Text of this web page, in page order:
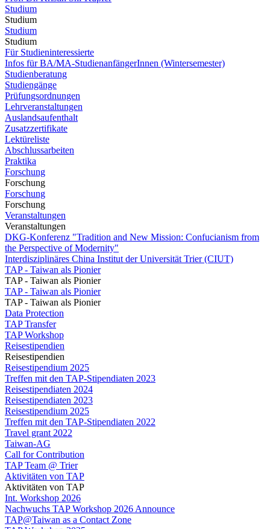
Studium
Studium
Studium
Studium
Für Studieninteressierte
Infos für BA/MA-StudienanfängerInnen (Wintersemester)
Studienberatung
Studiengänge
Prüfungsordnungen
Lehrveranstaltungen
Auslandsaufenthalt
Zusatzzertifikate
Lektüreliste
Abschlussarbeiten
Praktika
Forschung
Forschung
Forschung
Forschung
Veranstaltungen
Veranstaltungen
DKG-Konferenz "Tradition and New Mission: Confucianism from
the Perspective of Modernity"
Interdisziplinäres China Institut der Universität Trier (CIUT)
TAP - Taiwan als Pionier
TAP - Taiwan als Pionier
TAP - Taiwan als Pionier
TAP - Taiwan als Pionier
Data Protection
TAP Transfer
TAP Workshop
Reisestipendien
Reisestipendien
Reisestipendium 2025
Treffen mit den TAP-Stipendiaten 2023
Reisestipendiaten 2024
Reisestipendiaten 2023
Reisestipendium 2025
Treffen mit den TAP-Stipendiaten 2022
Travel grant 2022
Taiwan-AG
Call for Contribution
TAP Team @ Trier
Aktivitäten von TAP
Aktivitäten von TAP
Int. Workshop 2026
Nachwuchs TAP Workshop 2026 Announce
TAP@Taiwan as a Contact Zone